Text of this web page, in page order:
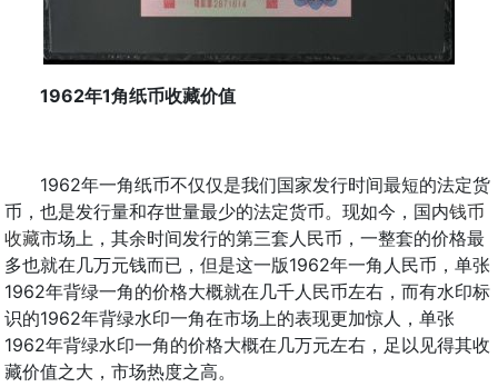
1962年1角纸币收藏价值
1962年一角纸币不仅仅是我们国家发行时间最短的法定货
币，也是发行量和存世量最少的法定货币。现如今，国内钱币
收藏市场上，其余时间发行的第三套人民币，一整套的价格最
多也就在几万元钱而已，但是这一版1962年一角人民币，单张
1962年背绿一角的价格大概就在几千人民币左右，而有水印标
识的1962年背绿水印一角在市场上的表现更加惊人，单张
1962年背绿水印一角的价格大概在几万元左右，足以见得其收
藏价值之大，市场热度之高。